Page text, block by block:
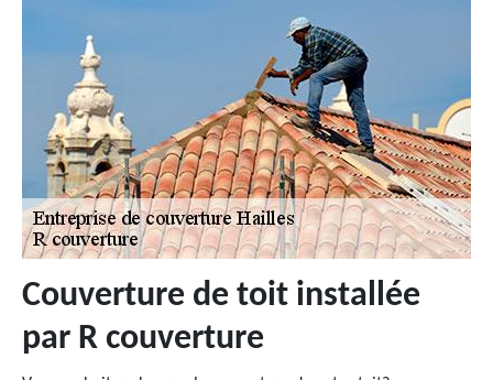
Couverture de toit installée
par R couverture